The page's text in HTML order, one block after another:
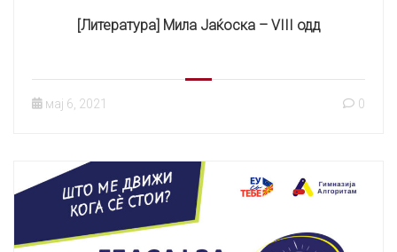
[Литература] Мила Јаќоска – VIII одд
мај 6, 2021 0